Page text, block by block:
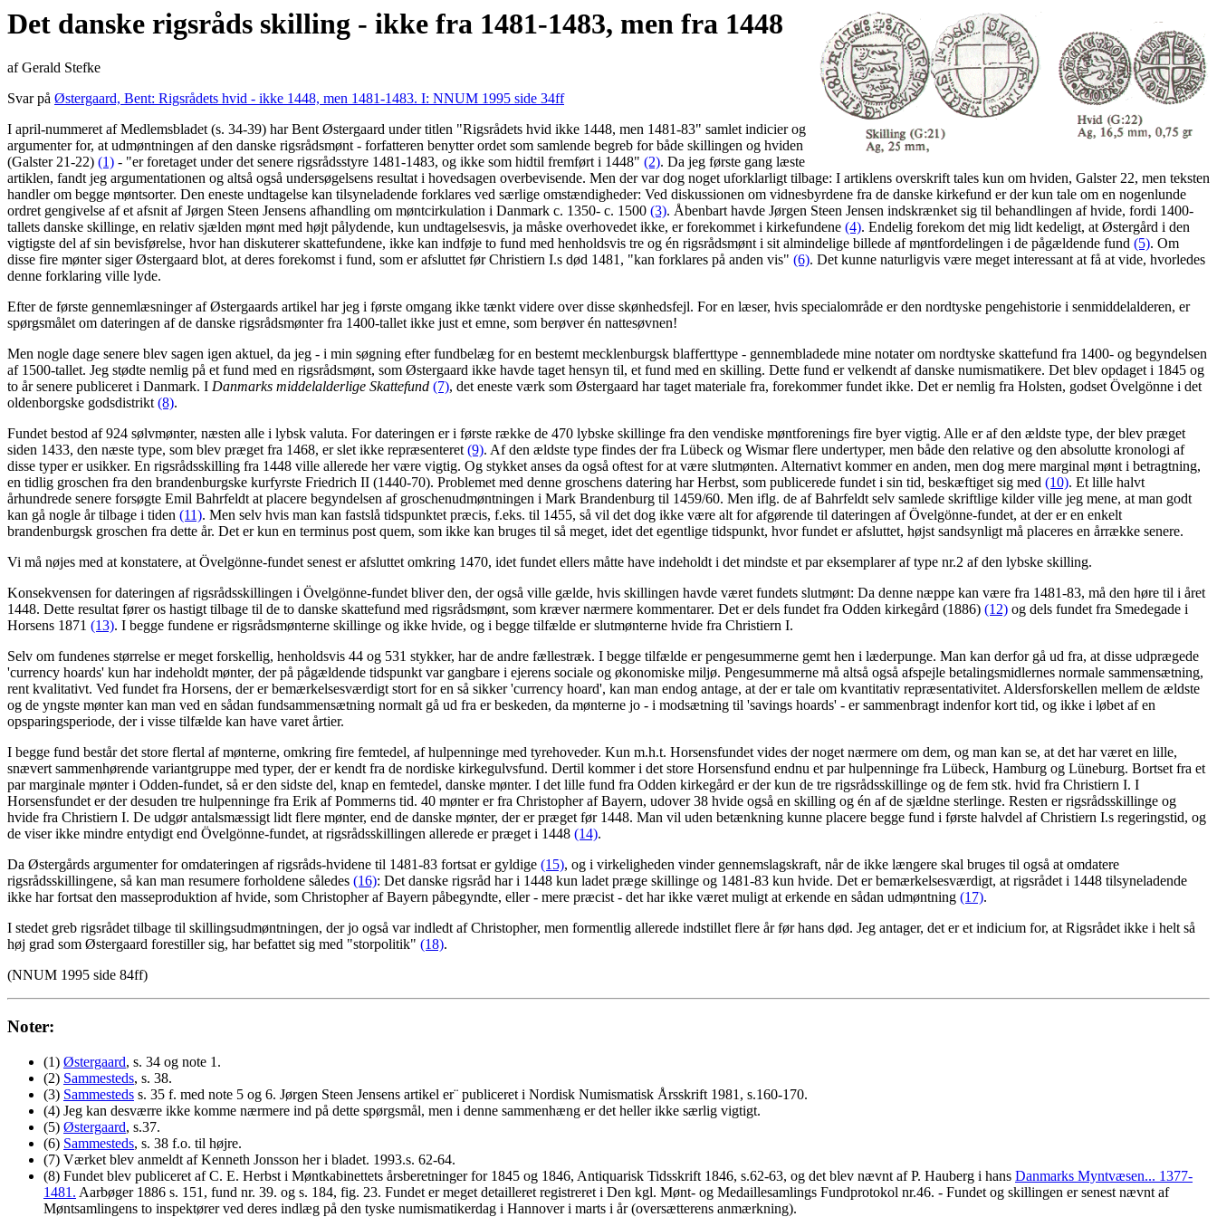
Det danske rigsråds skilling - ikke fra 1481-1483, men fra 1448
af Gerald Stefke
Svar på Østergaard, Bent: Rigsrådets hvid - ikke 1448, men 1481-1483. I: NNUM 1995 side 34ff
I april-nummeret af Medlemsbladet (s. 34-39) har Bent Østergaard under titlen "Rigsrådets hvid ikke 1448, men 1481-83" samlet indicier og
argumenter for, at udmøntningen af den danske rigsrådsmønt - forfatteren benytter ordet som samlende begreb for både skillingen og hviden
(Galster 21-22) (1) - "er foretaget under det senere rigsrådsstyre 1481-1483, og ikke som hidtil fremført i 1448" (2). Da jeg første gang læste
artiklen, fandt jeg argumentationen og altså også undersøgelsens resultat i hovedsagen overbevisende. Men der var dog noget uforklarligt tilbage: I artiklens overskrift tales kun om hviden, Galster 22, men teksten
handler om begge møntsorter. Den eneste undtagelse kan tilsyneladende forklares ved særlige omstændigheder: Ved diskussionen om vidnesbyrdene fra de danske kirkefund er der kun tale om en nogenlunde
ordret gengivelse af et afsnit af Jørgen Steen Jensens afhandling om møntcirkulation i Danmark c. 1350- c. 1500 (3). Åbenbart havde Jørgen Steen Jensen indskrænket sig til behandlingen af hvide, fordi 1400-
tallets danske skillinge, en relativ sjælden mønt med højt pålydende, kun undtagelsesvis, ja måske overhovedet ikke, er forekommet i kirkefundene (4). Endelig forekom det mig lidt kedeligt, at Østergård i den
vigtigste del af sin bevisførelse, hvor han diskuterer skattefundene, ikke kan indføje to fund med henholdsvis tre og én rigsrådsmønt i sit almindelige billede af møntfordelingen i de pågældende fund (5). Om
disse fire mønter siger Østergaard blot, at deres forekomst i fund, som er afsluttet før Christiern I.s død 1481, "kan forklares på anden vis" (6). Det kunne naturligvis være meget interessant at få at vide, hvorledes
denne forklaring ville lyde.
Efter de første gennemlæsninger af Østergaards artikel har jeg i første omgang ikke tænkt videre over disse skønhedsfejl. For en læser, hvis specialområde er den nordtyske pengehistorie i senmiddelalderen, er
spørgsmålet om dateringen af de danske rigsrådsmønter fra 1400-tallet ikke just et emne, som berøver én nattesøvnen!
Men nogle dage senere blev sagen igen aktuel, da jeg - i min søgning efter fundbelæg for en bestemt mecklenburgsk blafferttype - gennembladede mine notater om nordtyske skattefund fra 1400- og begyndelsen
af 1500-tallet. Jeg stødte nemlig på et fund med en rigsrådsmønt, som Østergaard ikke havde taget hensyn til, et fund med en skilling. Dette fund er velkendt af danske numismatikere. Det blev opdaget i 1845 og
to år senere publiceret i Danmark. I Danmarks middelalderlige Skattefund (7), det eneste værk som Østergaard har taget materiale fra, forekommer fundet ikke. Det er nemlig fra Holsten, godset Övelgönne i det
oldenborgske godsdistrikt(8).
Fundet bestod af 924 sølvmønter, næsten alle i lybsk valuta. For dateringen er i første række de 470 lybske skillinge fra den vendiske møntforenings fire byer vigtig. Alle er af den ældste type, der blev præget
siden 1433, den næste type, som blev præget fra 1468, er slet ikke repræsenteret(9). Af den ældste type findes der fra Lübeck og Wismar flere undertyper, men både den relative og den absolutte kronologi af
disse typer er usikker. En rigsrådsskilling fra 1448 ville allerede her være vigtig. Og stykket anses da også oftest for at være slutmønten. Alternativt kommer en anden, men dog mere marginal mønt i betragtning,
en tidlig groschen fra den brandenburgske kurfyrste Friedrich II (1440-70). Problemet med denne groschens datering har Herbst, som publicerede fundet i sin tid, beskæftiget sig med (10). Et lille halvt
århundrede senere forsøgte Emil Bahrfeldt at placere begyndelsen af groschenudmøntningen i Mark Brandenburg til 1459/60. Men iflg. de af Bahrfeldt selv samlede skriftlige kilder ville jeg mene, at man godt
kan gå nogle år tilbage i tiden (11). Men selv hvis man kan fastslå tidspunktet præcis, f.eks. til 1455, så vil det dog ikke være alt for afgørende til dateringen af Övelgönne-fundet, at der er en enkelt
brandenburgsk groschen fra dette år. Det er kun en terminus post quem, som ikke kan bruges til så meget, idet det egentlige tidspunkt, hvor fundet er afsluttet, højst sandsynligt må placeres en årrække senere.
Vi må nøjes med at konstatere, at Övelgönne-fundet senest er afsluttet omkring 1470, idet fundet ellers måtte have indeholdt i det mindste et par eksemplarer af type nr.2 af den lybske skilling.
Konsekvensen for dateringen af rigsrådsskillingen i Övelgönne-fundet bliver den, der også ville gælde, hvis skillingen havde været fundets slutmønt: Da denne næppe kan være fra 1481-83, må den høre til i året
1448. Dette resultat fører os hastigt tilbage til de to danske skattefund med rigsrådsmønt, som kræver nærmere kommentarer. Det er dels fundet fra Odden kirkegård (1886) (12) og dels fundet fra Smedegade i
Horsens 1871 (13). I begge fundene er rigsrådsmønterne skillinge og ikke hvide, og i begge tilfælde er slutmønterne hvide fra Christiern I.
Selv om fundenes størrelse er meget forskellig, henholdsvis 44 og 531 stykker, har de andre fællestræk. I begge tilfælde er pengesummerne gemt hen i læderpunge. Man kan derfor gå ud fra, at disse udprægede
'currency hoards' kun har indeholdt mønter, der på pågældende tidspunkt var gangbare i ejerens sociale og økonomiske miljø. Pengesummerne må altså også afspejle betalingsmidlernes normale sammensætning,
rent kvalitativt. Ved fundet fra Horsens, der er bemærkelsesværdigt stort for en så sikker 'currency hoard', kan man endog antage, at der er tale om kvantitativ repræsentativitet. Aldersforskellen mellem de ældste
og de yngste mønter kan man ved en sådan fundsammensætning normalt gå ud fra er beskeden, da mønterne jo - i modsætning til 'savings hoards' - er sammenbragt indenfor kort tid, og ikke i løbet af en
opsparingsperiode, der i visse tilfælde kan have varet årtier.
I begge fund består det store flertal af mønterne, omkring fire femtedel, af hulpenninge med tyrehoveder. Kun m.h.t. Horsensfundet vides der noget nærmere om dem, og man kan se, at det har været en lille,
snævert sammenhørende variantgruppe med typer, der er kendt fra de nordiske kirkegulvsfund. Dertil kommer i det store Horsensfund endnu et par hulpenninge fra Lübeck, Hamburg og Lüneburg. Bortset fra et
par marginale mønter i Odden-fundet, så er den sidste del, knap en femtedel, danske mønter. I det lille fund fra Odden kirkegård er der kun de tre rigsrådsskillinge og de fem stk. hvid fra Christiern I. I
Horsensfundet er der desuden tre hulpenninge fra Erik af Pommerns tid. 40 mønter er fra Christopher af Bayern, udover 38 hvide også en skilling og én af de sjældne sterlinge. Resten er rigsrådsskillinge og
hvide fra Christiern I. De udgør antalsmæssigt lidt flere mønter, end de danske mønter, der er præget før 1448. Man vil uden betænkning kunne placere begge fund i første halvdel af Christiern I.s regeringstid, og
de viser ikke mindre entydigt end Övelgönne-fundet, at rigsrådsskillingen allerede er præget i 1448 (14).
Da Østergårds argumenter for omdateringen af rigsråds-hvidene til 1481-83 fortsat er gyldige (15), og i virkeligheden vinder gennemslagskraft, når de ikke længere skal bruges til også at omdatere
rigsrådsskillingene, så kan man resumere forholdene således (16): Det danske rigsråd har i 1448 kun ladet præge skillinge og 1481-83 kun hvide. Det er bemærkelsesværdigt, at rigsrådet i 1448 tilsyneladende
ikke har fortsat den masseproduktion af hvide, som Christopher af Bayern påbegyndte, eller - mere præcist - det har ikke været muligt at erkende en sådan udmøntning (17).
I stedet greb rigsrådet tilbage til skillingsudmøntningen, der jo også var indledt af Christopher, men formentlig allerede indstillet flere år før hans død. Jeg antager, det er et indicium for, at Rigsrådet ikke i helt så
høj grad som Østergaard forestiller sig, har befattet sig med "storpolitik" (18).
(NNUM 1995 side 84ff)
Noter:
(1) Østergaard, s. 34 og note 1.
(2) Sammesteds, s. 38.
(3) Sammesteds s. 35 f. med note 5 og 6. Jørgen Steen Jensens artikel er¨ publiceret i Nordisk Numismatisk Årsskrift 1981, s.160-170.
(4) Jeg kan desværre ikke komme nærmere ind på dette spørgsmål, men i denne sammenhæng er det heller ikke særlig vigtigt.
(5) Østergaard, s.37.
(6) Sammesteds, s. 38 f.o. til højre.
(7) Værket blev anmeldt af Kenneth Jonsson her i bladet. 1993.s. 62-64.
(8) Fundet blev publiceret af C. E. Herbst i Møntkabinettets årsberetninger for 1845 og 1846, Antiquarisk Tidsskrift 1846, s.62-63, og det blev nævnt af P. Hauberg i hans Danmarks Myntvæsen... 1377-
1481. Aarbøger 1886 s. 151, fund nr. 39. og s. 184, fig. 23. Fundet er meget detailleret registreret i Den kgl. Mønt- og Medaillesamlings Fundprotokol nr.46. - Fundet og skillingen er senest nævnt af
Møntsamlingens to inspektører ved deres indlæg på den tyske numismatikerdag i Hannover i marts i år (oversætterens anmærkning).